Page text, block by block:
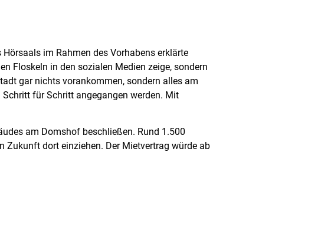
im Rahmen des Vorhabens erklärte
Floskeln in den sozialen Medien zeige, sondern
gar nichts vorankommen, sondern alles am
für Schritt angegangen werden. Mit
am Domshof beschließen. Rund 1.500
Zukunft dort einziehen. Der Mietvertrag würde ab